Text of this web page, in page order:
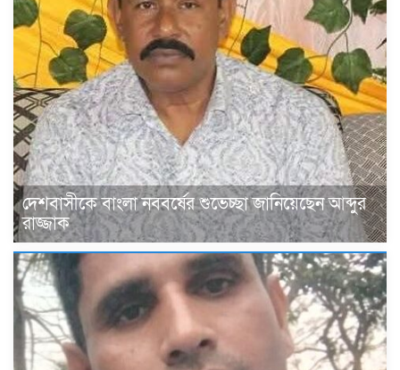
দেশবাসীকে বাংলা নববর্ষের শুভেচ্ছা জানিয়েছেন আব্দুর
রাজ্জাক